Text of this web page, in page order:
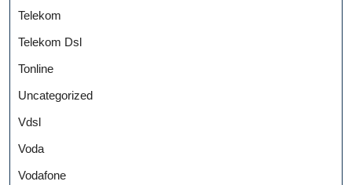
Telekom
Telekom Dsl
Tonline
Uncategorized
Vdsl
Voda
Vodafone